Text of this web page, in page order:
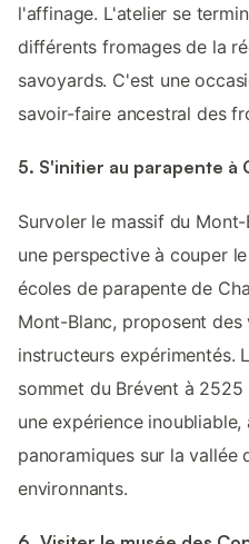
l'affinage. L'atelier se
différents fromages de la
savoyards. C'est une
savoir-faire ancestral des
5. S'initier au parapente à
Survoler le massif du
une perspective à couper
écoles de parapente de
Mont-Blanc, proposent
instructeurs expérimentés.
sommet du Brévent à
une expérience inoubliable,
panoramiques sur la vallée
environnants.